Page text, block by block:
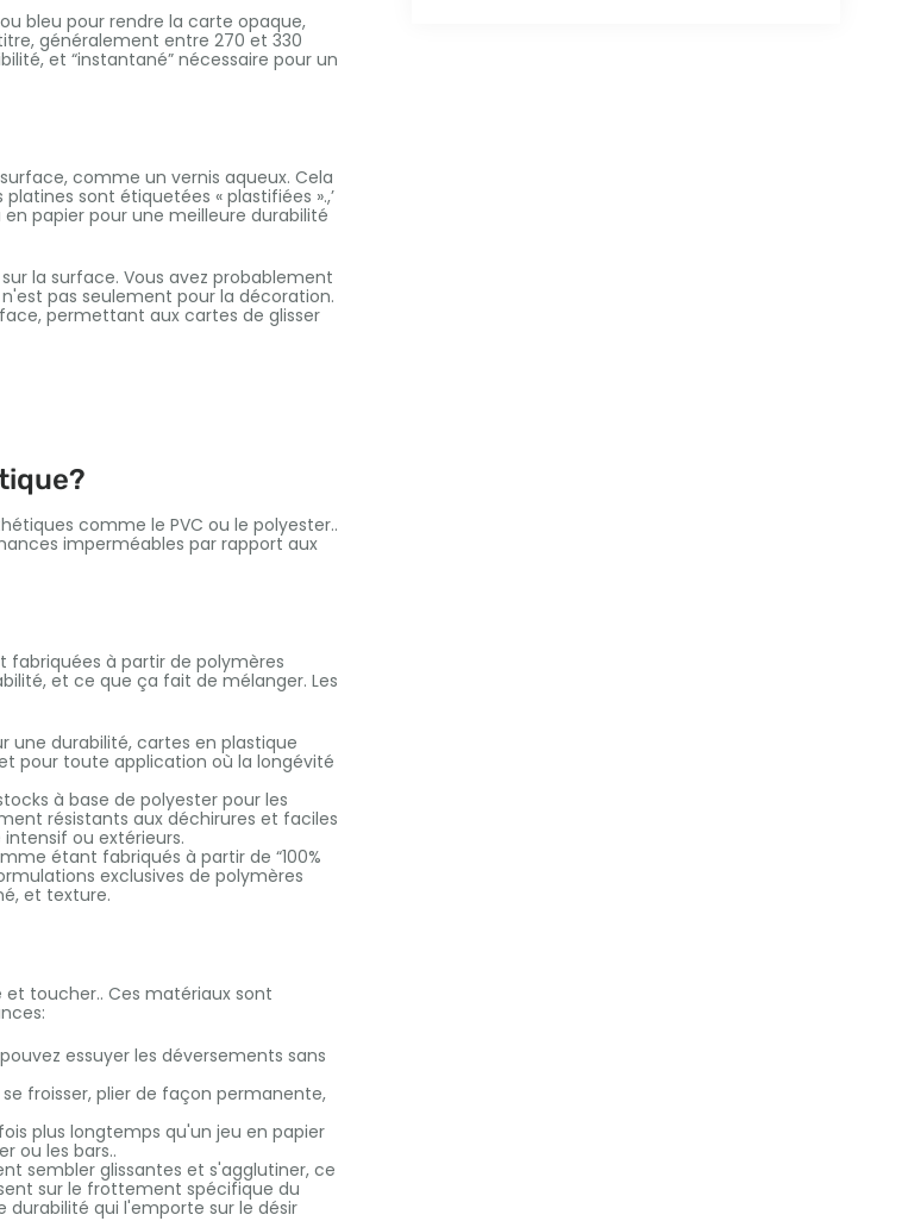
bleu pour rendre la carte opaque,
généralement entre 270 et 330
et “instantané” nécessaire pour un
comme un vernis aqueux. Cela
sont étiquetées « plastifiées ».,’
papier pour une meilleure durabilité
la surface. Vous avez probablement
n'est pas seulement pour la décoration.
permettant aux cartes de glisser
comme le PVC ou le polyester..
imperméables par rapport aux
fabriquées à partir de polymères
et ce que ça fait de mélanger. Les
une durabilité, cartes en plastique
pour toute application où la longévité
à base de polyester pour les
résistants aux déchirures et faciles
ou extérieurs.
étant fabriqués à partir de “100%
exclusives de polymères
et texture.
toucher.. Ces matériaux sont
essuyer les déversements sans
froisser, plier de façon permanente,
plus longtemps qu'un jeu en papier
ou les bars..
sembler glissantes et s'agglutiner, ce
sur le frottement spécifique du
durabilité qui l'emporte sur le désir